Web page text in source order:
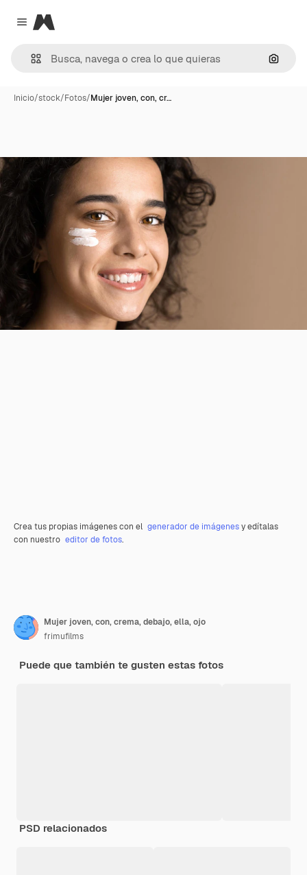
Close menu
Magnific
Inicio/stock/Fotos/Mujer joven, con, cr…
Crea tus propias imágenes con el generador de imágenesy edítalas
con nuestro editor de fotos.
Mujer joven, con, crema, debajo, ella, ojo
frimufilms
Puede que también te gusten estas fotos
PSD relacionados